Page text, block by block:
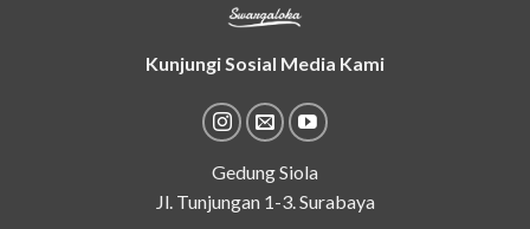
Kunjungi Sosial Media Kami
Gedung Siola
Jl. Tunjungan 1-3. Surabaya